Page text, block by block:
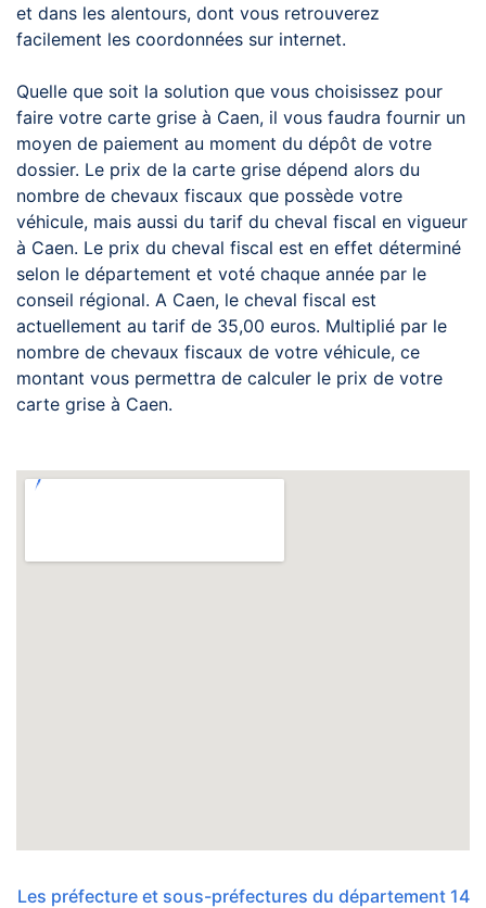
et dans les alentours, dont vous retrouverez
facilement les coordonnées sur internet.
Quelle que soit la solution que vous choisissez pour
faire votre carte grise à Caen, il vous faudra fournir un
moyen de paiement au moment du dépôt de votre
dossier. Le prix de la carte grise dépend alors du
nombre de chevaux fiscaux que possède votre
véhicule, mais aussi du tarif du cheval fiscal en vigueur
à Caen. Le prix du cheval fiscal est en effet déterminé
selon le département et voté chaque année par le
conseil régional. A Caen, le cheval fiscal est
actuellement au tarif de 35,00 euros. Multiplié par le
nombre de chevaux fiscaux de votre véhicule, ce
montant vous permettra de calculer le prix de votre
carte grise à Caen.
Les préfecture et sous-préfectures du département 14